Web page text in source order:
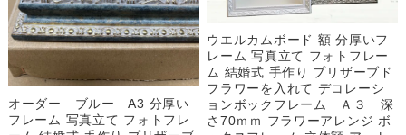
オーダー ブルー A3 分厚い
フレーム 写真立て フォトフレ
ウエルカムボード 額 分厚いフ
レーム 写真立て フォトフレー
ム 結婚式 手作り プリザーブド
フラワーを入れて デコレーシ
ョンボックフレーム Ａ３ 深
さ70ｍｍ フラワーアレンジ ボ